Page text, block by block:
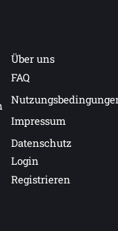
Über uns
FAQ
Impressum
Datenschutz
Login
Registrieren